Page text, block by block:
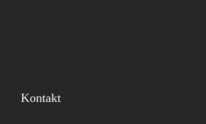
Kontakt